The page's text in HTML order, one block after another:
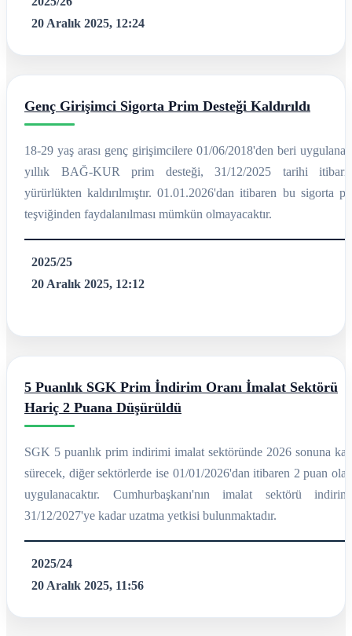
20 Aralık 2025, 12:24
Genç Girişimci Sigorta Prim Desteği Kaldırıldı
18-29 yaş arası genç girişimcilere 01/06/2018'den beri
yıllık BAĞ-KUR prim desteği, 31/12/2025 tarihi
yürürlükten kaldırılmıştır. 01.01.2026'dan itibaren bu sigorta
teşviğinden faydalanılması mümkün olmayacaktır.
2025/25
20 Aralık 2025, 12:12
5 Puanlık SGK Prim İndirim Oranı İmalat Sektörü
Hariç 2 Puana Düşürüldü
SGK 5 puanlık prim indirimi imalat sektöründe 2026 sonuna
sürecek, diğer sektörlerde ise 01/01/2026'dan itibaren 2 puan
uygulanacaktır. Cumhurbaşkanı'nın imalat sektörü
31/12/2027'ye kadar uzatma yetkisi bulunmaktadır.
2025/24
20 Aralık 2025, 11:56